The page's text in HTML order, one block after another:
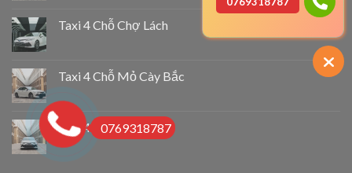
Taxi 4 Chỗ Chợ Lách
Taxi 4 Chỗ Mỏ Cày Bắc
Taxi 4 Chỗ Thạnh Phú
0769318787